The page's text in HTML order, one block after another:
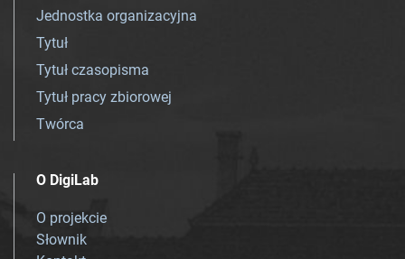
Jednostka organizacyjna
Tytuł
Tytuł czasopisma
Tytuł pracy zbiorowej
Twórca
O DigiLab
O projekcie
Słownik